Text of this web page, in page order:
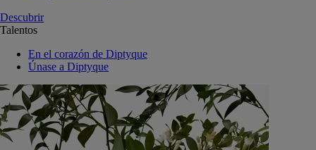
Descubrir
Talentos
En el corazón de Diptyque
Únase a Diptyque